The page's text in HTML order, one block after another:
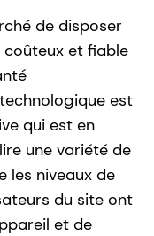
de disposer
coûteux et fiable
est
qui est en
une variété de
les niveaux de
du site ont
et de